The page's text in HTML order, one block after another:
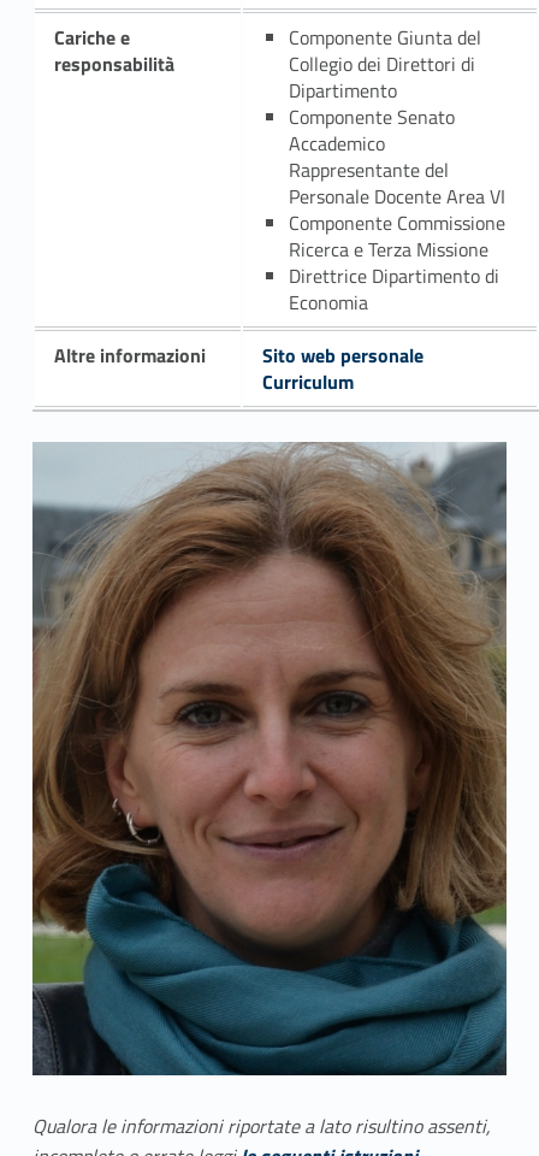
Cariche e
responsabilità
Componente Giunta del
Collegio dei Direttori di
Dipartimento
Componente Senato
Accademico
Rappresentante del
Personale Docente Area VI
Componente Commissione
Ricerca e Terza Missione
Direttrice Dipartimento di
Economia
Altre informazioni
Sito web personale
Curriculum
Qualora le informazioni riportate a lato risultino assenti,